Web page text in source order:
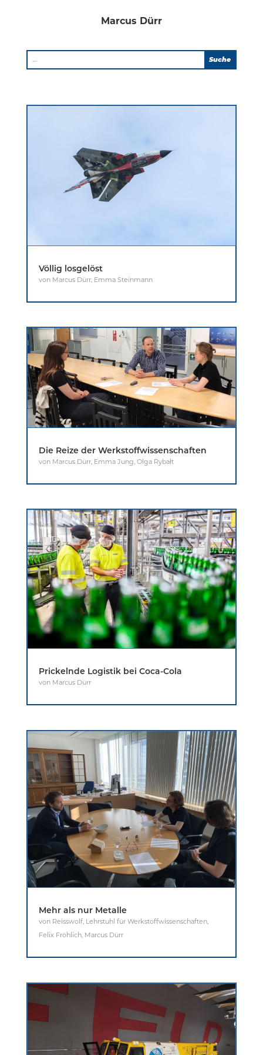
Marcus Dürr
Völlig losgelöst
von Marcus Dürr, Emma Steinmann
Die Reize der Werkstoffwissenschaften
von Marcus Dürr, Emma Jung Olga Rybałt
Prickelnde Logistik bei Coca-Cola
von Marcus Dürr
Mehr als nur Metalle
von Reisswolf, Lehrstuhl für Werkstoffwissenschaften,
Felix Fröhlich, Marcus Dürr